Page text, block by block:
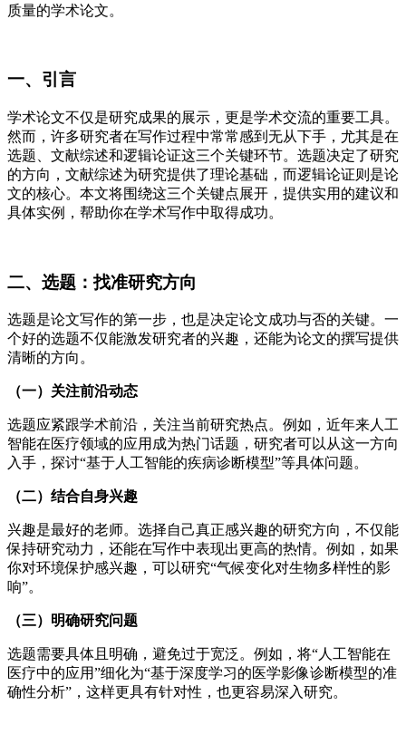
质量的学术论文。
一、引言
学术论文不仅是研究成果的展示，更是学术交流的重要工具。
然而，许多研究者在写作过程中常常感到无从下手，尤其是在
选题、文献综述和逻辑论证这三个关键环节。选题决定了研究
的方向，文献综述为研究提供了理论基础，而逻辑论证则是论
文的核心。本文将围绕这三个关键点展开，提供实用的建议和
具体实例，帮助你在学术写作中取得成功。
二、选题：找准研究方向
选题是论文写作的第一步，也是决定论文成功与否的关键。一
个好的选题不仅能激发研究者的兴趣，还能为论文的撰写提供
清晰的方向。
（一）关注前沿动态
选题应紧跟学术前沿，关注当前研究热点。例如，近年来人工
智能在医疗领域的应用成为热门话题，研究者可以从这一方向
入手，探讨“基于人工智能的疾病诊断模型”等具体问题。
（二）结合自身兴趣
兴趣是最好的老师。选择自己真正感兴趣的研究方向，不仅能
保持研究动力，还能在写作中表现出更高的热情。例如，如果
你对环境保护感兴趣，可以研究“气候变化对生物多样性的影
响”。
（三）明确研究问题
选题需要具体且明确，避免过于宽泛。例如，将“人工智能在
医疗中的应用”细化为“基于深度学习的医学影像诊断模型的准
确性分析”，这样更具有针对性，也更容易深入研究。